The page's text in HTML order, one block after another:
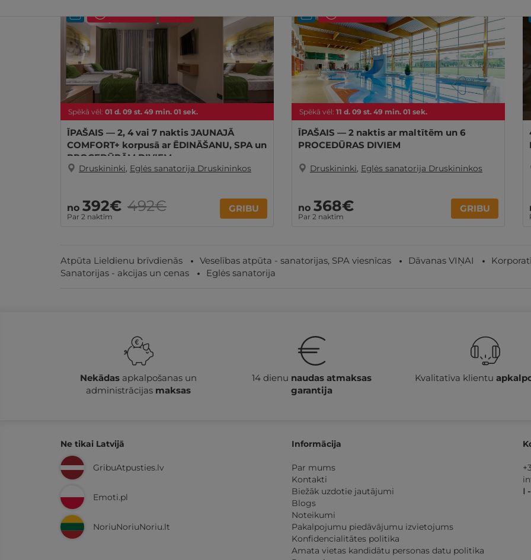
Spēkā vēl: 01 d. 09 st. 49 min. 00 sek.
ĪPAŠAIS — 2, 4 vai 7 naktis JAUNAJĀ
COMFORT+ korpusā ar ĒDINĀŠANU, SPA un
PROCEDŪRĀM DIVIEM
Druskininki, Eglės sanatorija Druskininkos
no 392€
Par 2 naktīm
492€ GRIBU
Spēkā vēl: 11 d. 09 st. 49 min. 00 sek.
ĪPAŠAIS — 2 naktis ar maltītēm un 6
PROCEDŪRAS DIVIEM
Druskininki, Eglės sanatorija Druskininkos
no 368€
Par 2 naktīm
GRIBU
Atpūta Lieldienu brīvdienās Veselības atpūta - sanatorijas, SPA viesnīcas Dāvanas VIŅAI
Sanatorijas - akcijas un cenas
Eglės sanatorija
Nekādasapkalpošanas un
administrācijas maksas
14 dienu naudas atmaksas
garantija
Kvalitatīva klientu
Ne tikai Latvijā
GribuAtpusties.lv
Emoti.pl
NoriuNoriuNoriu.lt
Informācija
Par mums
Kontakti
Biežāk uzdotie jautājumi
Blogs
Noteikumi
Pakalpojumu piedāvājumu izvietojums
Konfidencialitātes politika
Amata vietas kandidātu personas datu politika
I